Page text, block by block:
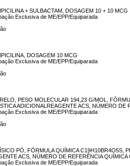
+ SULBACTAM, DOSAGEM 10 + 10 MCG
Exclusiva de ME/EPP/Equiparada
DOSAGEM 10 MCG
Exclusiva de ME/EPP/Equiparada
PESO MOLECULAR 194,23 G/MOL,
ADICIONALREAGENTE ACS, NÚMERO DE
Exclusiva de ME/EPP/Equiparada
PÓ, FÓRMULA QUÍMICA C19H10BR4O5S,
ACS, NÚMERO DE REFERÊNCIA QUÍMICA
Exclusiva de ME/EPP/Equiparada